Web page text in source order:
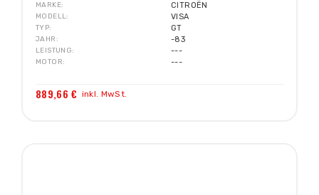
MARKE CITROËN
MODELL VISA
TYP GT
JAHR -83
LEISTUNG ---
MOTOR ---
889,66 € inkl. MwSt.